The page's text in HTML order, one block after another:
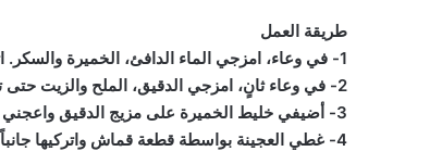
طريقة العمل
1- في وعاء، امزجي الماء الدافئ، الخميرة والسكر. اتركي الخليط جانباً لحوالى 10 دقائق.
2- في وعاء ثانٍ، امزجي الدقيق، الملح والزيت حتى تتداخل المكونات.
3- أضيفي خليط الخميرة على مزيج الدقيق واعجني المكونات لحوالى 10 دقائق حتى تحصلي على عجينة متماسكة.
4- غطي العجينة بواسطة قطعة قماش واتركيها جانباً حتى تتخمر.